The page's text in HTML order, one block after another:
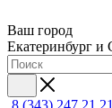
Ваш город
Екатеринбург и
8 (343) 247 21 21